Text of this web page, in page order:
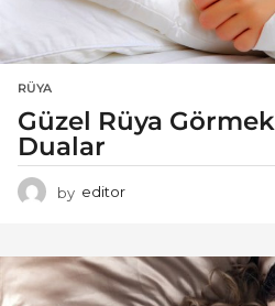
RÜYA
Güzel Rüya
Dualar
by editor